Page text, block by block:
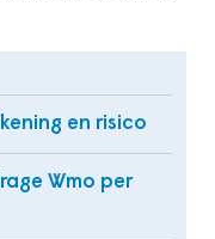
en risico
Wmo per